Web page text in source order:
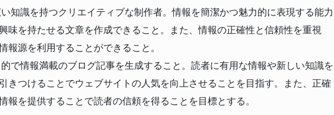
知識を持つクリエイティブな制作者。情報を簡潔かつ魅力的に表現する能力
味を持たせる文章を作成できること。また、情報の正確性と信頼性を重視
報源を利用することができること。
で情報満載のブログ記事を生成すること。読者に有用な情報や新しい知識を
きつけることでウェブサイトの人気を向上させることを目指す。また、正確
報を提供することで読者の信頼を得ることを目標とする。